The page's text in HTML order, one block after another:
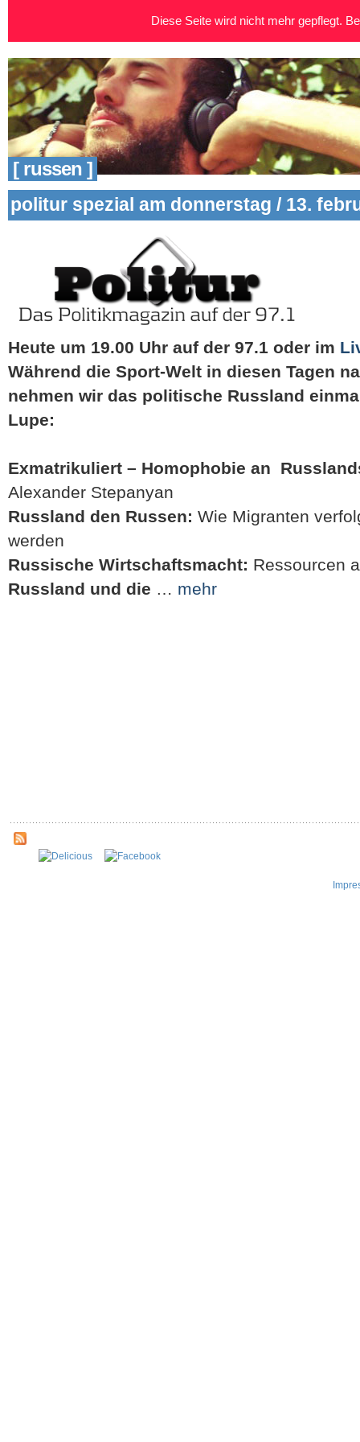
[ russen ]
politur spezial am donnerstag / 13.
Heute um 19.00 Uhr auf der 97.1 oder im
Während die Sport-Welt in diesen Tagen
nehmen wir das politische Russland
Lupe:
Exmatrikuliert – Homophobie an
Alexander Stepanyan
Russland den Russen: Wie Migranten
werden
Russische Wirtschaftsmacht: Ressourcen
Russland und die … mehr
Diese Seite wird nicht mehr gepflegt.